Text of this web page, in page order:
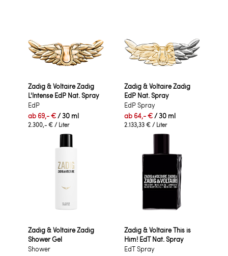
Zadig & Voltaire Zadig
L'Intense EdP Nat. Spray
EdP
ab 69,- € / 30 ml
2.300,- € / Liter
Zadig & Voltaire Zadig
EdP Nat. Spray
EdP Spray
ab 64,- € / 30 ml
2.133,33 € / Liter
Zadig & Voltaire Zadig
Shower Gel
Shower
Zadig & Voltaire This is
Him! EdT Nat. Spray
EdT Spray